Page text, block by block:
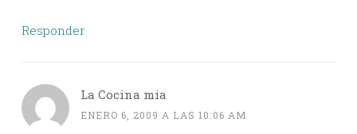
Responder
La Cocina mia
ENERO 6, 2009 A LAS 10:06 AM